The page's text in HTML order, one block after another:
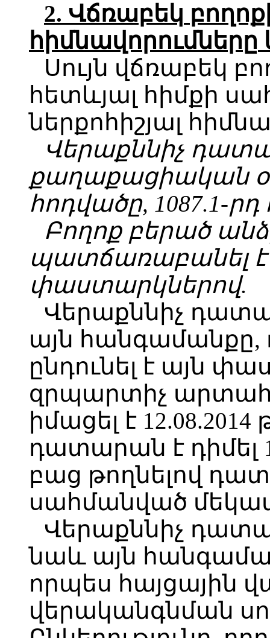
2. Վճռաբեկ
հիմնավորումները
Սույն վճռաբեկ
հետևյալ հիմքի
ներքոհիշյալ
Վերաքննիչ
քաղաքացիական
հոդվածը, 1087.1-
Բողոք բերած
պատճառաբանել է
փաստարկներով.
Վերաքննիչ
այն հանգամանքը,
ընդունել է այն
զրպարտիչ
իմացել է
դատարան է դիմել
բաց թողնելով
սահմանված
Վերաքննիչ
նաև այն
որպես հայցային
վերականգնման